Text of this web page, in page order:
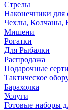
Стрелы
Наконечники для
Чехлы, Колчаны,
Мишени
Рогатки
Для Рыбалки
Распродажа
Подарочные
Тактическое
Барахолка
Услуги
Готовые наборы